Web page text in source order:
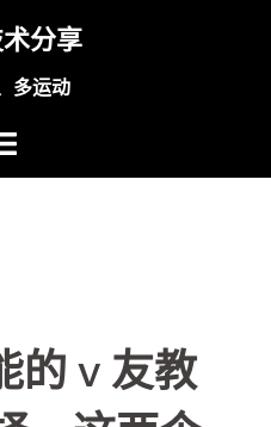
分享
多运动
的 v 友教